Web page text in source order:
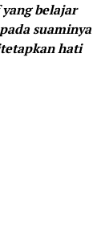
belajar
suaminya
hati